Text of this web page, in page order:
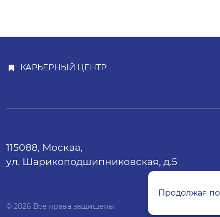
КАРЬЕРНЫЙ ЦЕНТР
115088, Москва,
ул. Шарикоподшипниковская, д.5
© 2026 Все права защищены.
Продолжая